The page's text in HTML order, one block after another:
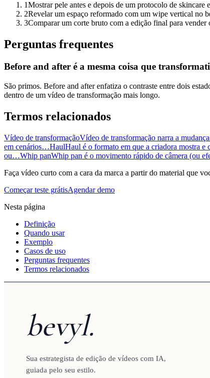
1Mostrar pele antes e depois de um protocolo de skincare
2Revelar um espaço reformado com um wipe vertical no
3Comparar um corte bruto com a edição final para vender
Perguntas frequentes
Before and after é a mesma coisa que
São primos. Before and after enfatiza o contraste entre dois
dentro de um vídeo de transformação mais longo.
Termos relacionados
Vídeo de transformaçãoVídeo de transformação narra a
em cenários…HaulHaul é o formato em que a criadora mostra
ou…Whip panWhip pan é o movimento rápido de câmera (ou
Faça vídeo curto com a cara da marca a partir do material que
Começar teste grátisAgendar demo
Nesta página
Definição
Quando usar
Exemplo
Casos de uso
Perguntas frequentes
Termos relacionados
bevyl.
Sua estrategista de edição de vídeos com IA,
guiada pelo seu estilo.